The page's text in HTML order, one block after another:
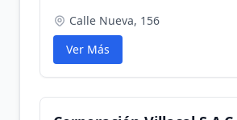
Calle Nueva, 156
Ver Más